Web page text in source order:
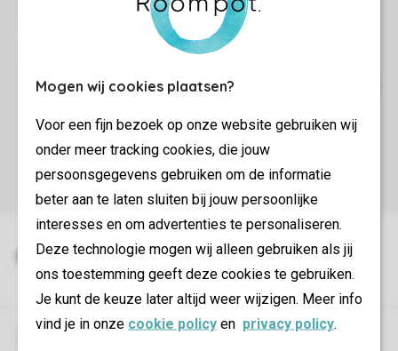
Mogen wij cookies plaatsen?
Voor een fijn bezoek op onze website gebruiken wij
onder meer tracking cookies, die jouw
persoonsgegevens gebruiken om de informatie
beter aan te laten sluiten bij jouw persoonlijke
interesses en om advertenties te personaliseren.
Deze technologie mogen wij alleen gebruiken als jij
ons toestemming geeft deze cookies te gebruiken.
Je kunt de keuze later altijd weer wijzigen. Meer info
vind je in onze cookie policy en privacy policy.
te laten, het afval weg te brengen, de vaatwasser uit te